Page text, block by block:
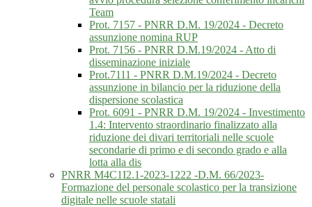
Team
Prot. 7157 - PNRR D.M. 19/2024 - Decreto
assunzione nomina RUP
Prot. 7156 - PNRR D.M.19/2024 - Atto di
disseminazione iniziale
Prot.7111 - PNRR D.M.19/2024 - Decreto
assunzione in bilancio per la riduzione della
dispersione scolastica
Prot. 6091 - PNRR D.M. 19/2024 - Investimento
1.4: Intervento straordinario finalizzato alla
riduzione dei divari territoriali nelle scuole
secondarie di primo e di secondo grado e alla
lotta alla dis
PNRR M4C1I2.1-2023-1222 -D.M. 66/2023-
Formazione del personale scolastico per la transizione
digitale nelle scuole statali